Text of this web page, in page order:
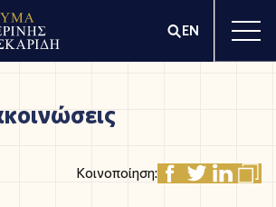
EN
Κοινοποίηση: